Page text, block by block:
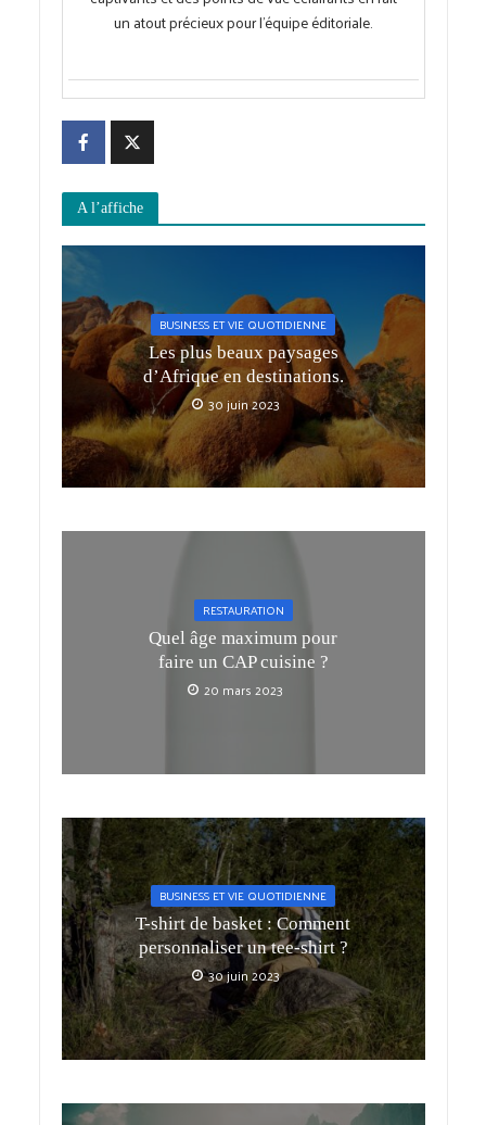
un atout précieux pour l'équipe éditoriale.
A l’affiche
BUSINESS ET VIE QUOTIDIENNE
Les plus beaux paysages
d’Afrique en destinations.
30 juin 2023
RESTAURATION
Quel âge maximum pour
faire un CAP cuisine ?
20 mars 2023
BUSINESS ET VIE QUOTIDIENNE
T-shirt de basket : Comment
personnaliser un tee-shirt ?
30 juin 2023